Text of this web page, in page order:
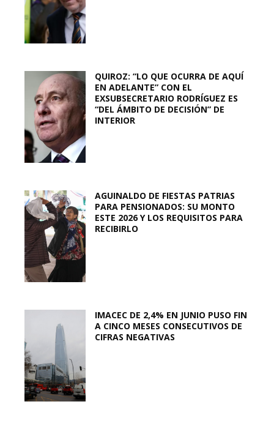
QUIROZ: “LO QUE OCURRA DE AQUÍ
EN ADELANTE” CON EL
EXSUBSECRETARIO RODRÍGUEZ ES
“DEL ÁMBITO DE DECISIÓN” DE
INTERIOR
AGUINALDO DE FIESTAS PATRIAS
PARA PENSIONADOS: SU MONTO
ESTE 2026 Y LOS REQUISITOS PARA
RECIBIRLO
IMACEC DE 2,4% EN JUNIO PUSO FIN
A CINCO MESES CONSECUTIVOS DE
CIFRAS NEGATIVAS